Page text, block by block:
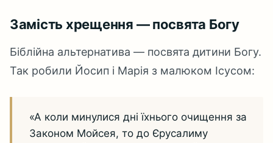
Замість хрещення — посвята Богу
Біблійна альтернатива — посвята дитини Богу.
Так робили Йосип і Марія з малюком Ісусом:
«А коли минулися дні їхнього очищення за
Законом Мойсея, то до Єрусалиму